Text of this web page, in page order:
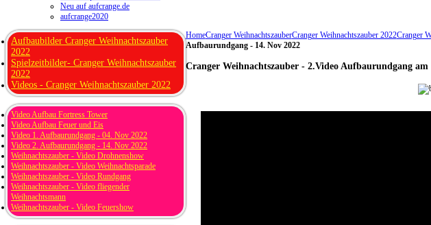
Neu auf aufcrange.de
aufcrange2020
HomeCranger WeihnachtszauberCranger Weihnachtszauber 2022Cranger
Aufbaurundgang - 14. Nov 2022
Cranger Weihnachtszauber - 2.Video Aufbaurundgang am
Aufbaubilder Cranger Weihnachtszauber
2022
Spielzeitbilder- Cranger Weihnachtszauber
2022
Videos - Cranger Weihnachtszauber 2022
Video Aufbau Fortress Tower
Video Aufbau Feuer und Eis
Video 1. Aufbaurundgang - 04. Nov 2022
Video 2. Aufbaurundgang - 14. Nov 2022
Weihnachtszauber - Video Drohnenshow
Weihnachtszauber - Video Weihnachtsparade
Weihnachtszauber - Video Rundgang
Weihnachtszauber - Video fliegender
Weihnachtsmann
Weihnachtszauber - Video Feuershow